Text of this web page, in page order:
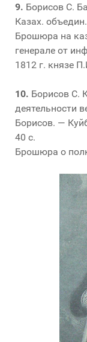
9. Борисов С.
Казах.
Брошюра на
генерале от
1812 г. князе
10. Борисов С.
деятельности
Борисов. —
40 с.
Брошюра о